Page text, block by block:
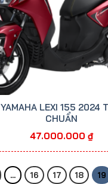
YAMAHA LEXI 155 2024
CHUẨN
47.000.000₫
… 16 17 18 19